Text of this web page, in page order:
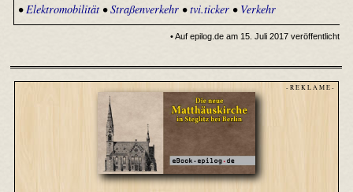
•Elektromobilität•Straßenverkehr•tvi.ticker• Verkehr
• Auf epilog.de am 15. Juli 2017 veröffentlicht
- R E K L A M E -